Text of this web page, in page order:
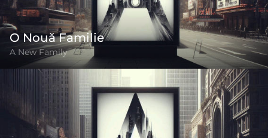
O Nouă Familie
A New Family